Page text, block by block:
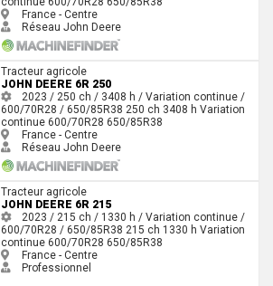
France - Centre
Réseau John Deere
Tracteur agricole
JOHN DEERE 6R 250
2023 / 250 ch / 3408 h / Variation continue /
600/70R28 / 650/85R38 250 ch 3408 h Variation
continue 600/70R28 650/85R38
France - Centre
Réseau John Deere
Tracteur agricole
JOHN DEERE 6R 215
2023 / 215 ch / 1330 h / Variation continue /
600/70R28 / 650/85R38 215 ch 1330 h Variation
continue 600/70R28 650/85R38
France - Centre
Professionnel